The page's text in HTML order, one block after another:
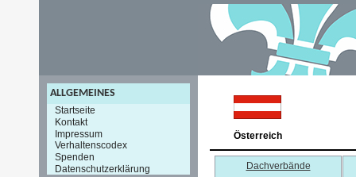
ALLGEMEINES
Startseite
Kontakt
Impressum
Verhaltenscodex
Spenden
Datenschutzerklärung
Österreich
Dachverbände